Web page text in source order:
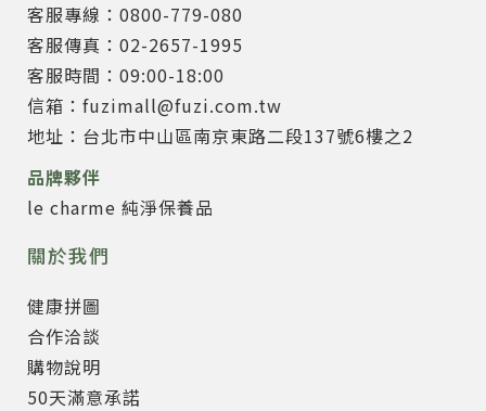
客服專線：0800-779-080
客服傳真：02-2657-1995
客服時間：09:00-18:00
信箱：fuzimall@fuzi.com.tw
地址：台北市中山區南京東路二段137號6樓之2
品牌夥伴
le charme 純淨保養品
關於我們
健康拼圖
合作洽談
購物說明
50天滿意承諾